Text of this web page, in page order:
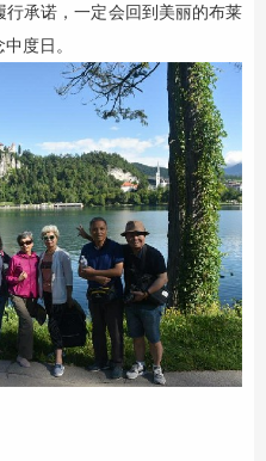
承诺，一定会回到美丽的布莱
度日。